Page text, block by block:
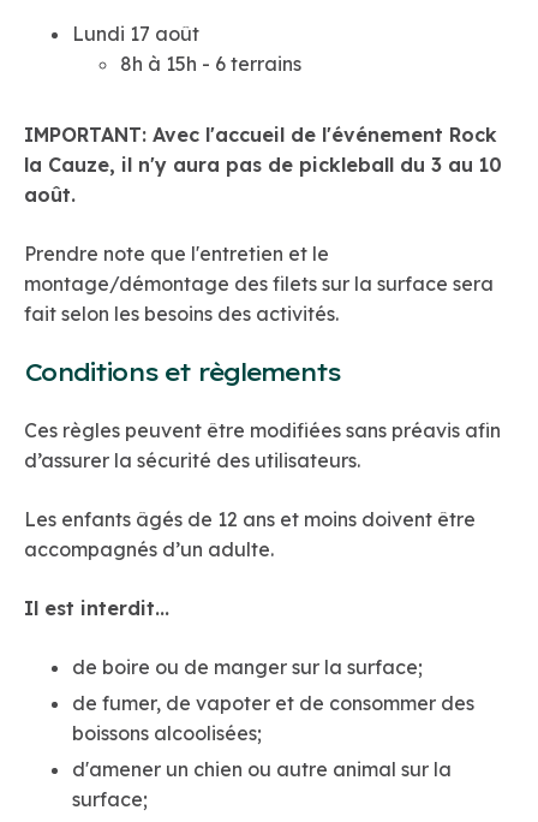
Lundi 17 août
8h à 15h - 6 terrains
IMPORTANT: Avec l'accueil de l'événement Rock
la Cauze, il n'y aura pas de pickleball du 3 au 10
août.
Prendre note que l'entretien et le
montage/démontage des filets sur la surface sera
fait selon les besoins des activités.
Conditions et règlements
Ces règles peuvent être modifiées sans préavis afin
d’assurer la sécurité des utilisateurs.
Les enfants âgés de 12 ans et moins doivent être
accompagnés d’un adulte.
Il est interdit...
de boire ou de manger sur la surface;
de fumer, de vapoter et de consommer des
boissons alcoolisées;
d'amener un chien ou autre animal sur la
surface;